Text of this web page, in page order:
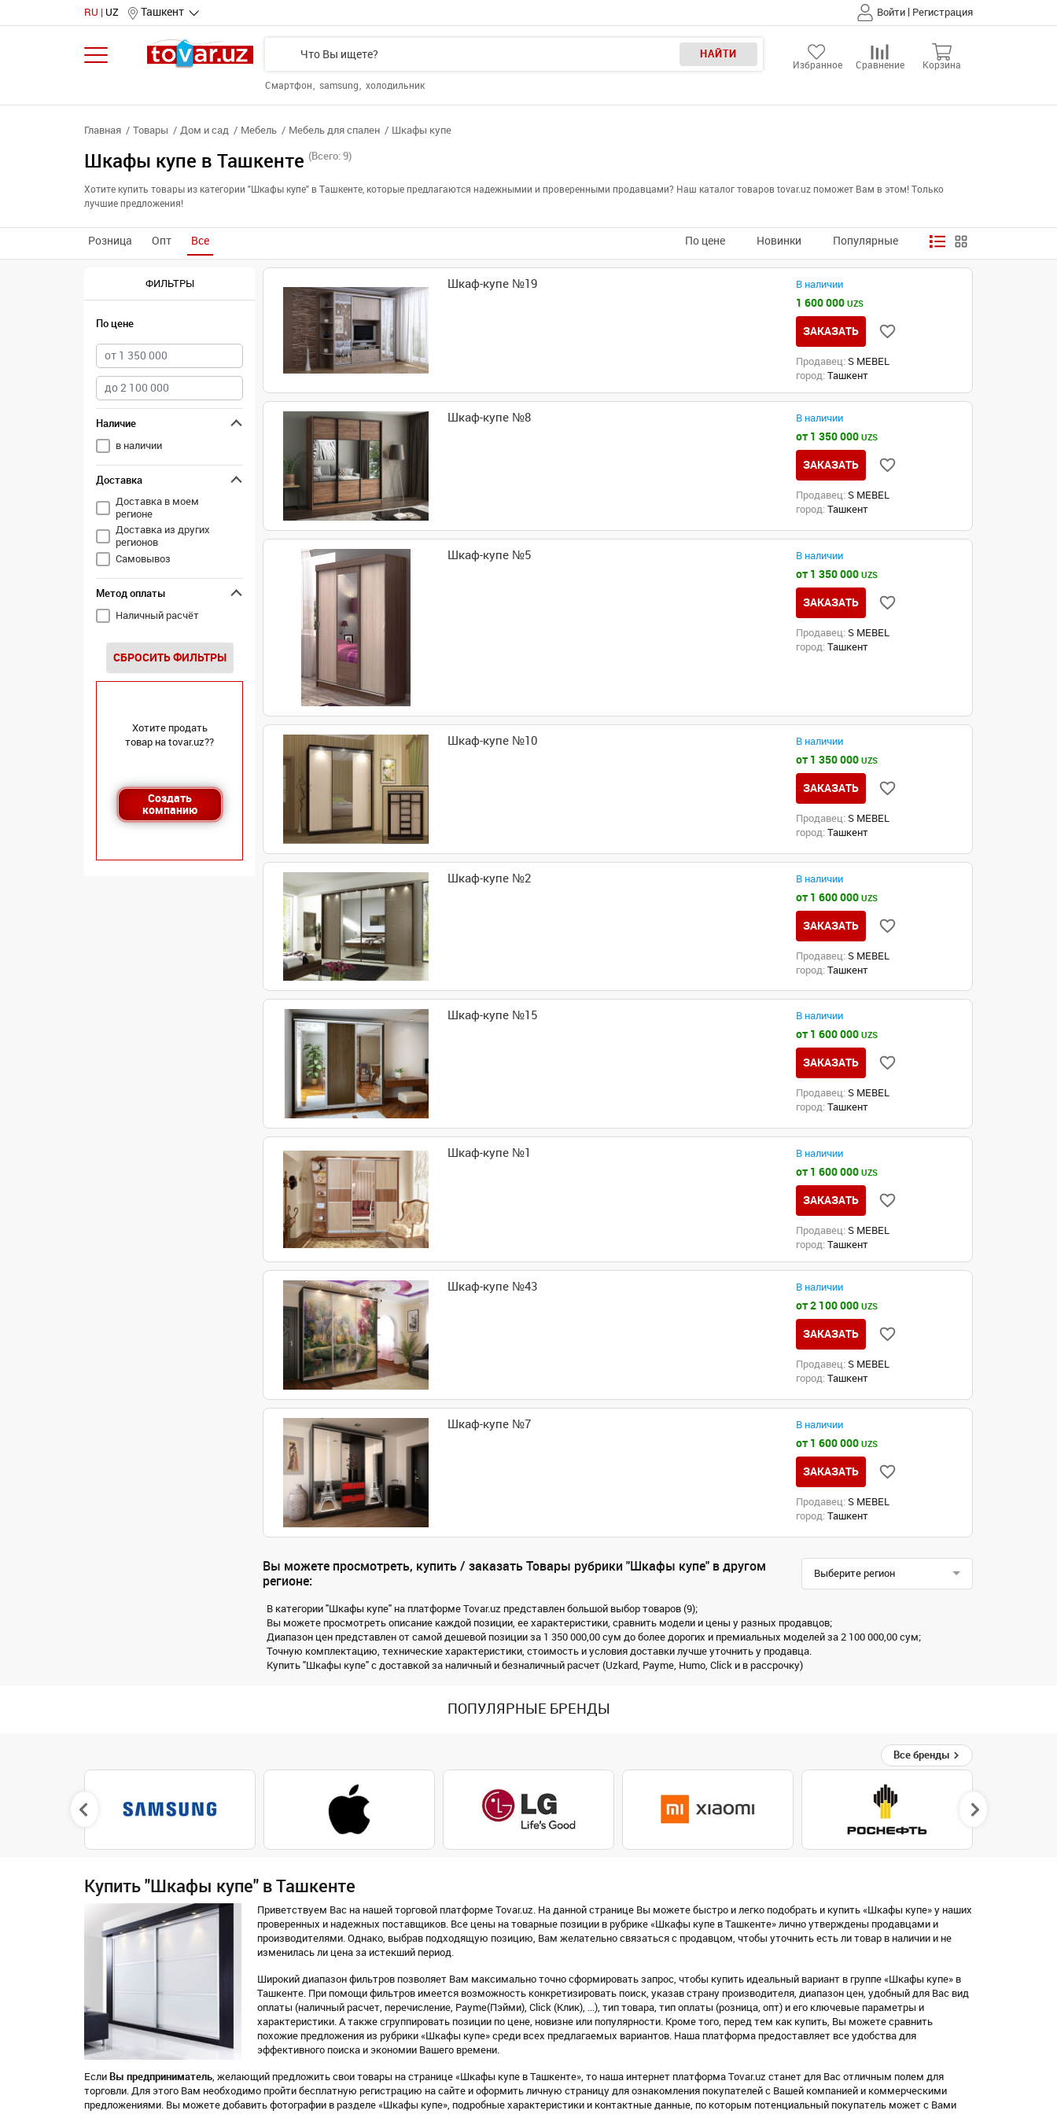
RU UZ Ташкент Войти | Регистрация
НАЙТИ
Смартфон samsung холодильник
Избранное Сравнение Корзина
Главная Товары Дом и сад Мебель Мебель для спален Шкафы купе
Шкафы купе в Ташкенте (Всего: 9)
Хотите купить товары из категории "Шкафы купе" в Ташкенте, которые предлагаются надежнымии и проверенными продавцами? Наш каталог товаров tovar.uz поможет Вам в этом! Только
лучшие предложения!
Розница Опт Все По цене Новинки Популярные
ФИЛЬТРЫ
По цене
Наличие
в наличии
Доставка
Доставка в моем
регионе
Доставка из других
регионов
Самовывоз
Метод оплаты
Наличный расчёт
СБРОСИТЬ ФИЛЬТРЫ
Хотите продать
товар на tovar.uz??
Создать
компанию
Шкаф-купе №19 В наличии
1 600 000UZS
ЗАКАЗАТЬ
Продавец: S MEBEL
город: Ташкент
Шкаф-купе №8 В наличии
от 1 350 000UZS
ЗАКАЗАТЬ
Продавец: S MEBEL
город: Ташкент
Шкаф-купе №5 В наличии
от 1 350 000UZS
ЗАКАЗАТЬ
Продавец: S MEBEL
город: Ташкент
Шкаф-купе №10 В наличии
от 1 350 000UZS
ЗАКАЗАТЬ
Продавец: S MEBEL
город: Ташкент
Шкаф-купе №2 В наличии
от 1 600 000UZS
ЗАКАЗАТЬ
Продавец: S MEBEL
город: Ташкент
Шкаф-купе №15 В наличии
от 1 600 000UZS
ЗАКАЗАТЬ
Продавец: S MEBEL
город: Ташкент
Шкаф-купе №1 В наличии
от 1 600 000UZS
ЗАКАЗАТЬ
Продавец: S MEBEL
город: Ташкент
Шкаф-купе №43 В наличии
от 2 100 000UZS
ЗАКАЗАТЬ
Продавец: S MEBEL
город: Ташкент
Шкаф-купе №7 В наличии
от 1 600 000UZS
ЗАКАЗАТЬ
Продавец: S MEBEL
город: Ташкент
Вы можете просмотреть, купить / заказать Товары рубрики "Шкафы купе" в другом
регионе:
Выберите регион
В категории "Шкафы купе" на платформе Tovar.uz представлен большой выбор товаров (9);
Вы можете просмотреть описание каждой позиции, ее характеристики, сравнить модели и цены у разных продавцов;
Диапазон цен представлен от самой дешевой позиции за 1 350 000,00 сум до более дорогих и премиальных моделей за 2 100 000,00 сум;
Точную комплектацию, технические характеристики, стоимость и условия доставки лучше уточнить у продавца.
Купить "Шкафы купе" с доставкой за наличный и безналичный расчет (Uzkard, Payme, Humo, Click и в рассрочку)
ПОПУЛЯРНЫЕ БРЕНДЫ
Все бренды
Купить "Шкафы купе" в Ташкенте
Приветствуем Вас на нашей торговой платформе Tovar.uz. На данной странице Вы можете быстро и легко подобрать и купить «Шкафы купе» у наших
проверенных и надежных поставщиков. Все цены на товарные позиции в рубрике «Шкафы купе в Ташкенте» лично утверждены продавцами и
производителями. Однако, выбрав подходящую позицию, Вам желательно связаться с продавцом, чтобы уточнить есть ли товар в наличии и не
изменилась ли цена за истекший период.
Широкий диапазон фильтров позволяет Вам максимально точно сформировать запрос, чтобы купить идеальный вариант в группе «Шкафы купе» в
Ташкенте. При помощи фильтров имеется возможность конкретизировать поиск, указав страну производителя, диапазон цен, удобный для Вас вид
оплаты (наличный расчет, перечисление, Payme(Пэйми), Click (Клик), ...), тип товара, тип оплаты (розница, опт) и его ключевые параметры и
характеристики. А также сгруппировать позиции по цене, новизне или популярности. Кроме того, перед тем как купить, Вы можете сравнить
похожие предложения из рубрики «Шкафы купе» среди всех предлагаемых вариантов. Наша платформа предоставляет все удобства для
эффективного поиска и экономии Вашего времени.
Если Вы предприниматель , желающий предложить свои товары на странице «Шкафы купе в Ташкенте», то наша интернет платформа Tovar.uz станет для Вас отличным полем для
торговли. Для этого Вам необходимо пройти бесплатную регистрацию на сайте и оформить личную страницу для ознакомления покупателей с Вашей компанией и коммерческими
предложениями. Вы можете добавить фотографии в разделе «Шкафы купе», подробные характеристики и контактные данные, по которым потенциальный покупатель может с Вами